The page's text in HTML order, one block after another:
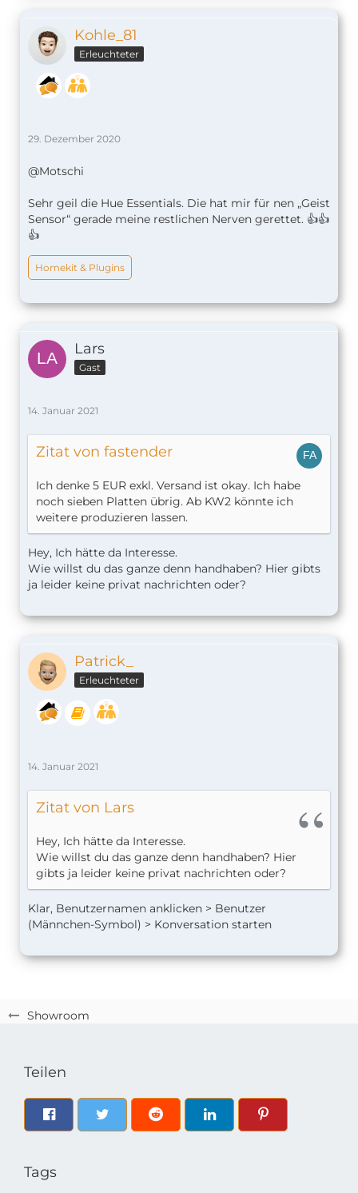
Showroom
Kohle_81
Erleuchteter
29. Dezember 2020
@Motschi
Sehr geil die Hue Essentials. Die hat mir für nen „Geist
Sensor“ gerade meine restlichen Nerven gerettet. 👍👍
👍
Homekit & Plugins
Lars
Gast
14. Januar 2021
Zitat von fastender
Ich denke 5 EUR exkl. Versand ist okay. Ich habe
noch sieben Platten übrig. Ab KW2 könnte ich
weitere produzieren lassen.
Hey, Ich hätte da Interesse.
Wie willst du das ganze denn handhaben? Hier gibts
ja leider keine privat nachrichten oder?
Patrick_
Erleuchteter
14. Januar 2021
Zitat von Lars
Hey, Ich hätte da Interesse.
Wie willst du das ganze denn handhaben? Hier
gibts ja leider keine privat nachrichten oder?
Klar, Benutzernamen anklicken > Benutzer
(Männchen-Symbol) > Konversation starten
Teilen
Tags